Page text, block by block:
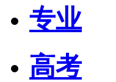
专业
高考